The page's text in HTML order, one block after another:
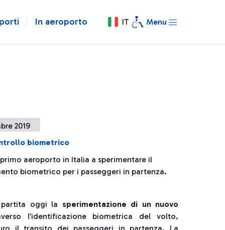
In aeroporto IT Menu
2019
biometrico
aeroporto in Italia a sperimentare il
biometrico per i passeggeri in partenza.
partita oggi la sperimentazione di un nuovo
l’identificazione biometrica del volto,